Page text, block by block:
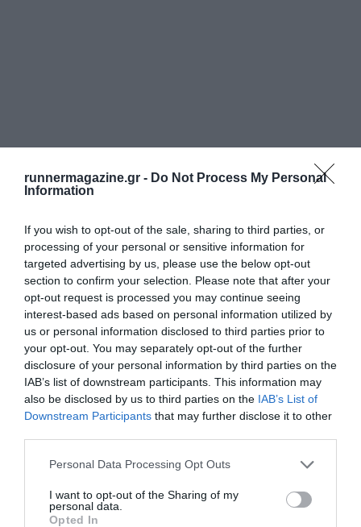
runnermagazine.gr - Do Not Process My Personal
Information
If you wish to opt-out of the sale, sharing to third parties, or
processing of your personal or sensitive information for
targeted advertising by us, please use the below opt-out
section to confirm your selection. Please note that after your
opt-out request is processed you may continue seeing
interest-based ads based on personal information utilized by
us or personal information disclosed to third parties prior to
your opt-out. You may separately opt-out of the further
disclosure of your personal information by third parties on the
IAB’s list of downstream participants. This information may
also be disclosed by us to third parties on the IAB’s List of
Downstream Participants that may further disclose it to other
Personal Data Processing Opt Outs
I want to opt-out of the Sharing of my
personal data.
Opted In